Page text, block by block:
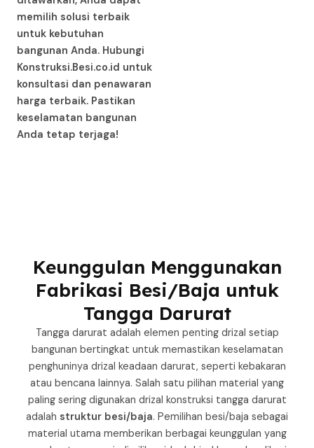
memilih solusi terbaik
untuk kebutuhan
bangunan Anda. Hubungi
Konstruksi.Besi.co.id untuk
konsultasi dan penawaran
harga terbaik. Pastikan
keselamatan bangunan
Anda tetap terjaga!
Keunggulan Menggunakan
Fabrikasi Besi/Baja untuk
Tangga Darurat
Tangga darurat adalah elemen penting drizal setiap
bangunan bertingkat untuk memastikan keselamatan
penghuninya drizal keadaan darurat, seperti kebakaran
atau bencana lainnya. Salah satu pilihan material yang
paling sering digunakan drizal konstruksi tangga darurat
adalah struktur besi/baja. Pemilihan besi/baja sebagai
material utama memberikan berbagai keunggulan yang